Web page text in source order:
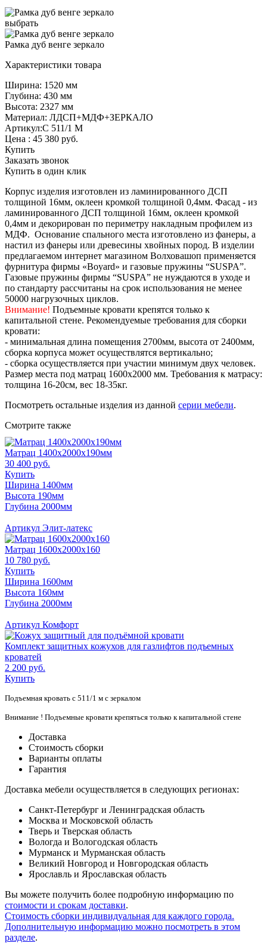
выбрать
Рамка дуб венге зеркало
Характеристики товара
Ширина: 1520 мм
Глубина: 430 мм
Высота: 2327 мм
Материал: ЛДСП+МДФ+ЗЕРКАЛО
Артикул:С 511/1 М
Цена : 45 380 руб.
Купить
Заказать звонок
Купить в один клик
Корпус изделия изготовлен из ламинированного ДСП
толщиной 16мм, оклеен кромкой толщиной 0,4мм. Фасад - из
ламинированного ДСП толщиной 16мм, оклеен кромкой
0,4мм и декорирован по периметру накладным профилем из
МДФ. Основание спального места изготовлено из фанеры, а
настил из фанеры или древесины хвойных пород. В изделии
предлагаемом интернет магазином Волховашоп применяется
фурнитура фирмы «Boyard» и газовые пружины “SUSPA”.
Газовые пружины фирмы “SUSPA” не нуждаются в уходе и
по стандарту рассчитаны на срок использования не менее
50000 нагрузочных циклов.
Внимание! Подъемные кровати крепятся только к
капитальной стене. Рекомендуемые требования для сборки
кровати:
- минимальная длина помещения 2700мм, высота от 2400мм,
сборка корпуса может осуществлятся вертикально;
- сборка осуществляется при участии минимум двух человек.
Размер места под матрац 1600х2000 мм. Требования к матрасу:
толщина 16-20см, вес 18-35кг.
Посмотреть остальные изделия из данной серии мебели.
Смотрите также
Матрац 1400х2000х190мм
30 400 руб.
Купить
Ширина 1400мм
Высота 190мм
Глубина 2000мм
Артикул Элит-латекс
Матрац 1600х2000х160
10 780 руб.
Купить
Ширина 1600мм
Высота 160мм
Глубина 2000мм
Артикул Комфорт
Комплект защитных кожухов для газлифтов подъемных
кроватей
2 200 руб.
Купить
Подъемная кровать с 511/1 м с зеркалом
Внимание ! Подъемные кровати крепяться только к капитальной стене
Доставка
Стоимость сборки
Варианты оплаты
Гарантия
Доставка мебели осуществляется в следующих регионах:
Санкт-Петербург и Ленинградская область
Москва и Московской область
Тверь и Тверская область
Вологда и Вологодская область
Мурманск и Мурманская область
Великий Новгород и Новгородская область
Ярославль и Ярославская область
Вы можете получить более подробную информацию по
стоимости и срокам доставки.
Стоимость сборки индивидуальная для каждого города.
Дополнительную информацию можно посмотреть в этом
разделе.